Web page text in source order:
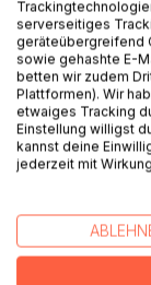
fasst
zusammen und
Fallbeispiel
aufgewachsen
Sagbares zum
Langjährige
werden anhand
Morphologie
erlernbar
serverseitiges
geräteübergreifend
sowie gehashte E-
betten wir zudem
Plattformen). Wir
etwaiges Tracking
Einstellung willigst
kannst deine
jederzeit mit